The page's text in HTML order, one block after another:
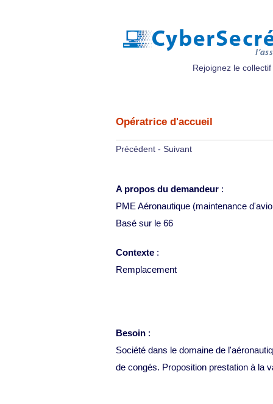
Rejoignez le collectif
Opératrice d'accueil
Précédent - Suivant
A propos du demandeur :
PME Aéronautique (maintenance
Basé sur le 66
Contexte :
Remplacement
Besoin :
Société dans le domaine de
de congés. Proposition prestation à la